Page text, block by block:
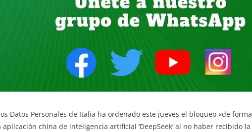
Datos Personales de Italia ha ordenado este jueves el bloqueo «de forma
china de inteligencia artificial ‘DeepSeek’ al no haber recibido la